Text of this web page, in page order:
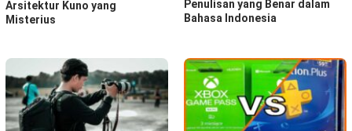
Arsitektur Kuno yang
Misterius
Penulisan yang Benar dalam
Bahasa Indonesia